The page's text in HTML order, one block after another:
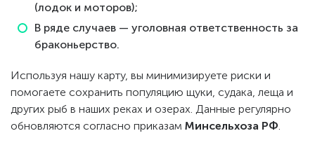
(лодок и моторов);
В ряде случаев — уголовная ответственность за
браконьерство.
Используя нашу карту, вы минимизируете риски и
помогаете сохранить популяцию щуки, судака, леща и
других рыб в наших реках и озерах. Данные регулярно
обновляются согласно приказам Минсельхоза РФ.